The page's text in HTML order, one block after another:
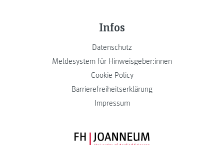
Infos
Datenschutz
Meldesystem für Hinweisgeber:innen
Cookie Policy
Barrierefreiheitserklärung
Impressum
FH JOANNEUM Logo